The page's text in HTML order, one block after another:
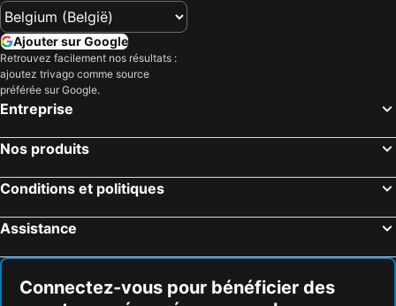
Hôtels Malte
Hôtels Bretagne
Hôtels Côte néerlandaise
Hôtels Sicile
Ajouter sur Google
Retrouvez facilement nos résultats :
ajoutez trivago comme source
préférée sur Google.
Entreprise
Nos produits
Conditions et politiques
Assistance
Connectez-vous pour bénéficier des